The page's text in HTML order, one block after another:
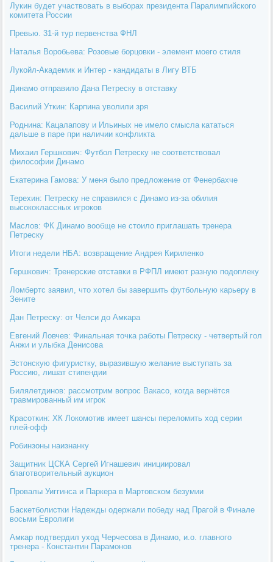
Лукин будет участвовать в выборах президента Паралимпийского
комитета России
Превью. 31-й тур первенства ФНЛ
Наталья Воробьева: Розовые борцовки - элемент моего стиля
Лукойл-Академик и Интер - кандидаты в Лигу ВТБ
Динамо отправило Дана Петреску в отставку
Василий Уткин: Карпина уволили зря
Роднина: Кацалапову и Ильиных не имело смысла кататься
дальше в паре при наличии конфликта
Михаил Гершкович: Футбол Петреску не соответствовал
философии Динамо
Екатерина Гамова: У меня было предложение от Фенербахче
Терехин: Петреску не справился с Динамо из-за обилия
высококлассных игроков
Маслов: ФК Динамо вообще не стоило приглашать тренера
Петреску
Итоги недели НБА: возвращение Андрея Кириленко
Гершкович: Тренерские отставки в РФПЛ имеют разную подоплеку
Ломбертс заявил, что хотел бы завершить футбольную карьеру в
Зените
Дан Петреску: от Челси до Амкара
Евгений Ловчев: Финальная точка работы Петреску - четвертый гол
Анжи и улыбка Денисова
Эстонскую фигуристку, выразившую желание выступать за
Россию, лишат стипендии
Билялетдинов: рассмотрим вопрос Вакасо, когда вернётся
травмированный им игрок
Красоткин: ХК Локомотив имеет шансы переломить ход серии
плей-офф
Робинзоны наизнанку
Защитник ЦСКА Сергей Игнашевич инициировал
благотворительный аукцион
Провалы Уиггинса и Паркера в Мартовском безумии
Баскетболистки Надежды одержали победу над Прагой в Финале
восьми Евролиги
Амкар подтвердил уход Черчесова в Динамо, и.о. главного
тренера - Константин Парамонов